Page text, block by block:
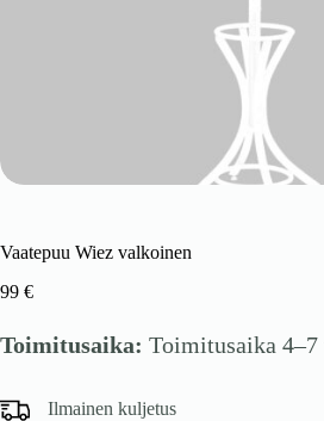
Vaatepuu Wiez valkoinen
99 €
Toimitusaika: Toimitusaika
Ilmainen kuljetus